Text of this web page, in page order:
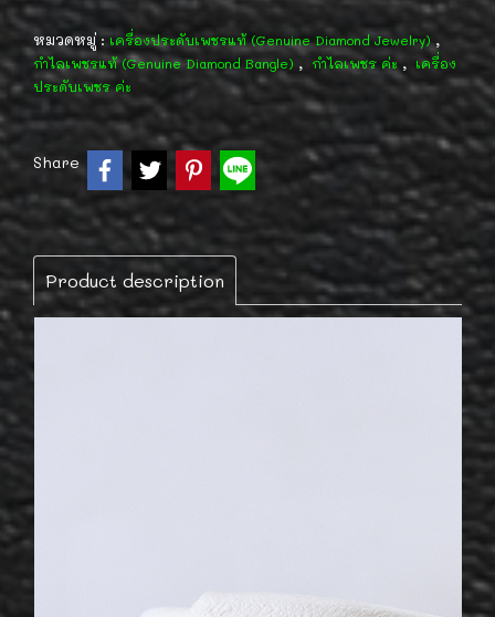
หมวดหมู่ :เครื่องประดับเพชรแท้ (Genuine Diamond Jewelry) ,
กำไลเพชรแท้ (Genuine Diamond Bangle) , กำไลเพชร ค่ะ, เครื่อง
ประดับเพชร ค่ะ
Share
Product description